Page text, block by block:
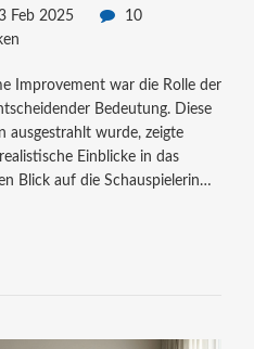
Feb 2025
10
Improvement war die Rolle der
Bedeutung. Diese
ausgestrahlt wurde, zeigte
Einblicke in das
Blick auf die Schauspielerin
von diesen
lernen kann.